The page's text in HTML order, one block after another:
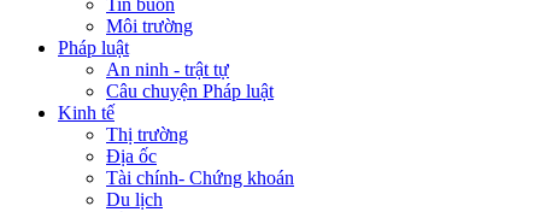
Tin buồn
Môi trường
Pháp luật
An ninh - trật tự
Câu chuyện Pháp luật
Kinh tế
Thị trường
Địa ốc
Tài chính- Chứng khoán
Du lịch